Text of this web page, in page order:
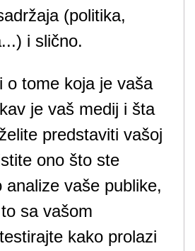
(politika,
i slično.
o tome koja je vaša
je vaš medij i šta
predstaviti vašoj
ono što ste
analize vaše publike,
sa vašom
kako prolazi